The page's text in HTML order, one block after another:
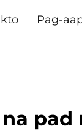
Pag-